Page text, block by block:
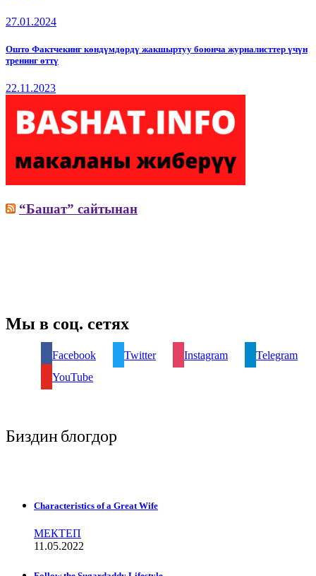
27.01.2024
Ошто Фактчекинг көндүмдөрдү жакшыртуу боюнча журналисттер үчүн
тренинг өттү
22.11.2023
“Башат” сайтынан
Мы в соц. сетях
Facebook Twitter Instagram
Telegram
YouTube
Биздин блогдор
Characteristics of a Great Wife
МЕКТЕП
11.05.2022